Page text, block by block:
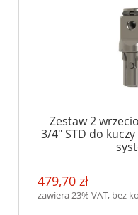
Zestaw 2
3/4" STD do
479,70 zł
zawiera 23% VAT, bez